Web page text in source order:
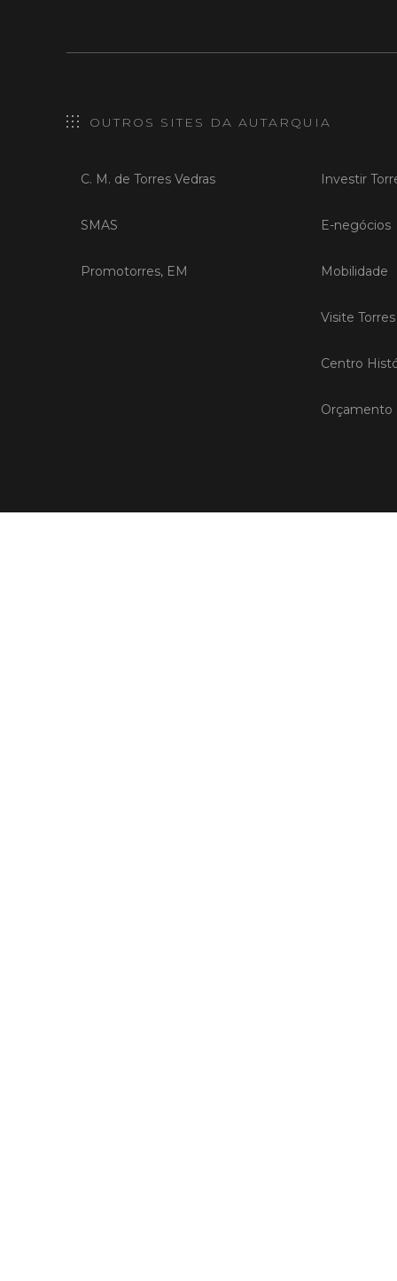
OUTROS SITES DA AUTARQUIA
C. M. de Torres Vedras
SMAS
Promotorres, EM
Investir
E-negócios
Mobilidade
Visite
Centro
Orçamento